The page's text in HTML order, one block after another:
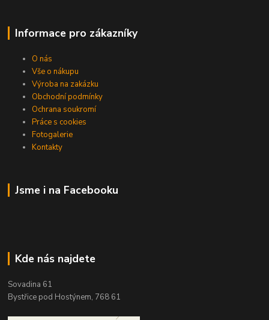
Informace pro zákazníky
O nás
Vše o nákupu
Výroba na zakázku
Obchodní podmínky
Ochrana soukromí
Práce s cookies
Fotogalerie
Kontakty
Jsme i na Facebooku
Kde nás najdete
Sovadina 61
Bystřice pod Hostýnem, 768 61